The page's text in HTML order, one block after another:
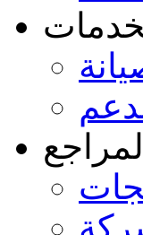
المراجع